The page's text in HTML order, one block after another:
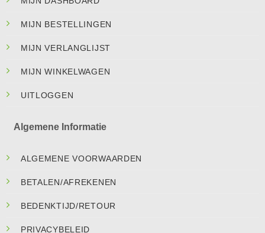
MIJN BESTELLINGEN
MIJN VERLANGLIJST
MIJN WINKELWAGEN
UITLOGGEN
Algemene Informatie
ALGEMENE VOORWAARDEN
BETALEN/AFREKENEN
BEDENKTIJD/RETOUR
PRIVACYBELEID